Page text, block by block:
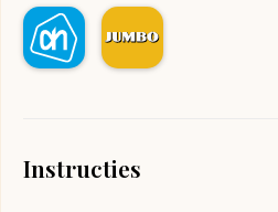
Instructies